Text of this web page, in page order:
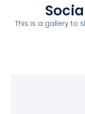
This is a gallery to